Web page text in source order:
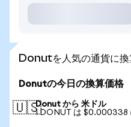
Donutを人気の通貨に換
Donutの今日の換算価格
🇺🇸Donut から 米ドル
1 DONUT は $0.000338